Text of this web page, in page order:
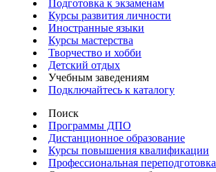
Подготовка к экзаменам
Курсы развития личности
Иностранные языки
Курсы мастерства
Творчество и хобби
Детский отдых
Учебным заведениям
Подключайтесь к каталогу
Поиск
Программы ДПО
Дистанционное образование
Курсы повышения квалификации
Профессиональная переподготовка